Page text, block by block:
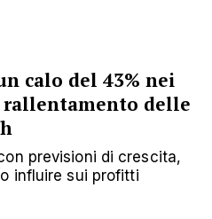
calo del 43% nei
delle
previsioni di crescita,
influire sui profitti